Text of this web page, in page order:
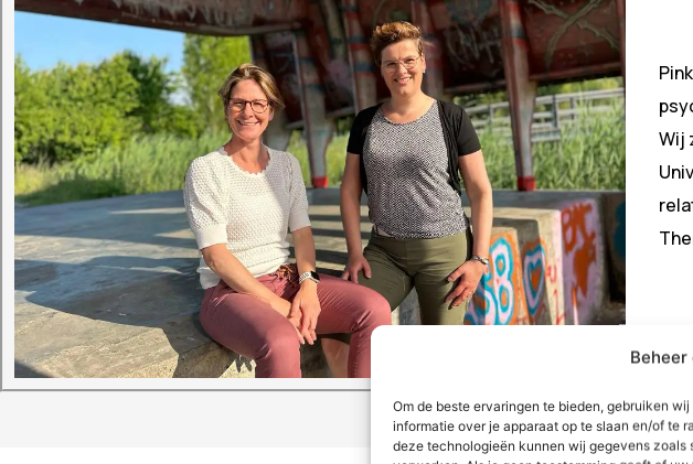
Om de beste ervaringen te bieden, gebruiken
informatie over je apparaat op te slaan en/of te
deze technologieën kunnen wij gegevens zoals
Wij